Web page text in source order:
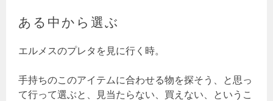
ある中から選ぶ
エルメスのプレタを見に行く時。
手持ちのこのアイテムに合わせる物を探そう、と思っ
て行って選ぶと、見当たらない、買えない、というこ